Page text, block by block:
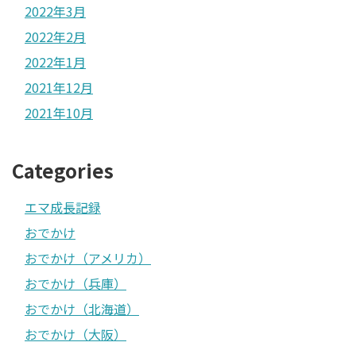
2022年3月
2022年2月
2022年1月
2021年12月
2021年10月
Categories
エマ成長記録
おでかけ
おでかけ（アメリカ）
おでかけ（兵庫）
おでかけ（北海道）
おでかけ（大阪）